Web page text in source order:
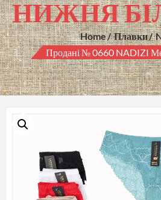
Home Плавки
Продані № 0660 NADIZI